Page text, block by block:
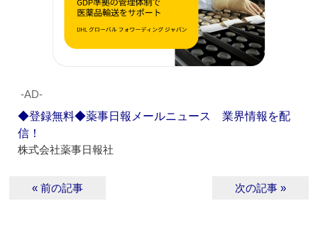
‐AD‐
◆登録無料◆薬事日報メールニュース 業界情報を配
信！
株式会社薬事日報社
« 前の記事 次の記事 »